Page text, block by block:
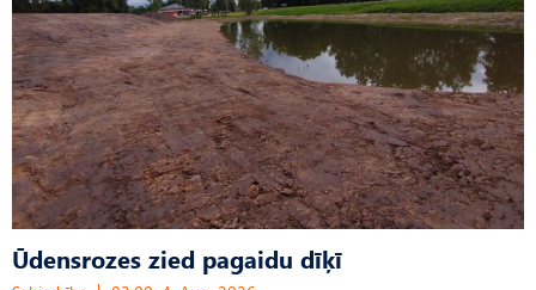
Ūdensrozes zied pagaidu dīķī